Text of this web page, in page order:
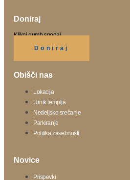
Doniraj
Klikni gumb spodaj.
Doniraj
Obišči nas
Lokacija
Urnik templja
Nedeljsko srečanje
Parkiranje
Politika zasebnosti
Novice
Prispevki